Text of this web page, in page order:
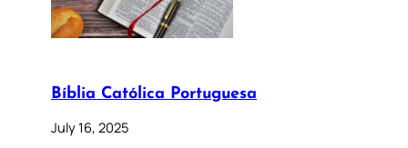
Bíblia Católica Portuguesa
July 16, 2025